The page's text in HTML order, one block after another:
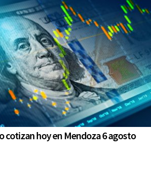
cotizan hoy en Mendoza 6 agosto